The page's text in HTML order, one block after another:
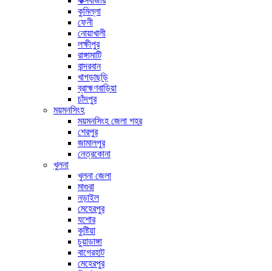
কুমিল্লা
ফেনী
নোয়াখালী
লক্ষীপুর
রাঙ্গামাটি
বান্দরবান
খাগড়াছড়ি
ব্রাহ্মণবাড়িয়া
চাঁদপুর
ময়মনসিংহ
ময়মনসিংহ জেলা শহর
শেরপুর
জামালপুর
নেত্রকোনা
খুলনা
খুলনা জেলা
মাগুরা
নড়াইল
মেহেরপুর
যশোর
কুষ্টিয়া
চুয়াডাঙ্গা
বাগেরহাট
মেহেরপুর